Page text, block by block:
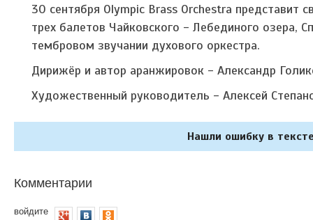
30 сентября Olympic Brass Orchestra
трех балетов Чайковского - Лебединого озера,
тембровом звучании духового оркестра.
Дирижёр и автор аранжировок - Александр
Художественный руководитель - Алексей
Нашли ошибку в
Комментарии
войдите